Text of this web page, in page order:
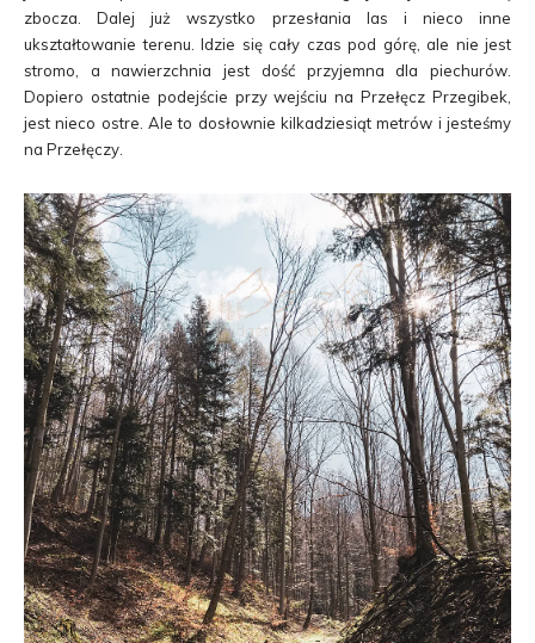
zbocza. Dalej już wszystko przesłania las i nieco inne
ukształtowanie terenu. Idzie się cały czas pod górę, ale nie jest
stromo, a nawierzchnia jest dość przyjemna dla piechurów.
Dopiero ostatnie podejście przy wejściu na Przełęcz Przegibek,
jest nieco ostre. Ale to dosłownie kilkadziesiąt metrów i jesteśmy
na Przełęczy.